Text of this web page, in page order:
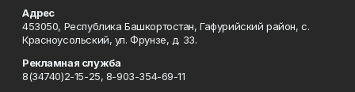
Адрес
453050, Республика Башкортостан, Гафурийский район, с.
Красноусольский, ул. Фрунзе, д. 33.
Рекламная служба
8(34740)2-15-25, 8-903-354-69-11